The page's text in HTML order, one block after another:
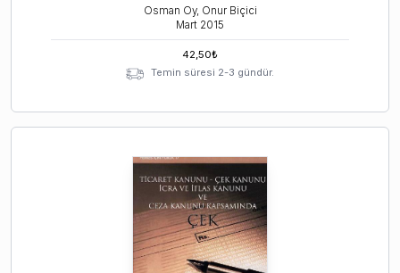
Osman Oy, Onur Biçici
Mart 2015
42,50₺
Temin süresi 2-3 gündür.